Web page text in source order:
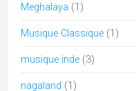
Meghalaya (1)
Musique Classique (1)
musique inde (3)
nagaland (1)